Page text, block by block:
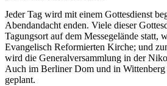
Jeder Tag wird mit einem Gottesdienst
Abendandacht enden. Viele dieser
Tagungsort auf dem Messegelände statt,
Evangelisch Reformierten Kirche; und
wird die Generalversammlung in der
Auch im Berliner Dom und in Wittenberg
geplant.